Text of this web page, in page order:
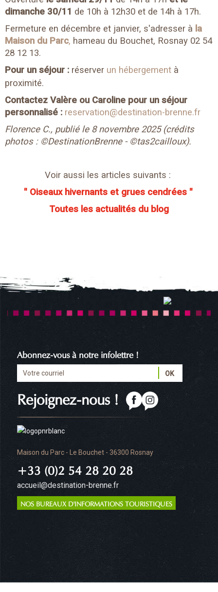
dimanche 30/11 de 10h à 12h30 et de 14h à 17h.
Fermeture en décembre et janvier, s'adresser à la
Maison du Parc, hameau du Bouchet, Rosnay 02 54
28 12 13.
Pour un séjour : réserver un hébergement à
proximité.
Contactez Valère ou Caroline pour un séjour
personnalisé : reservation@destination-brenne.fr
Florence C., publié le 8 novembre 2025 (crédits
photos : ©DestinationBrenne - ©tas2cailloux).
Voir aussi les articles suivants :
" Oiseaux hivernants et grues cendrées "
Toutes les actualités du blog
Maison du Parc - Le Bouchet - 36300 Rosnay
+33 (0)2 54 28 20 28
accueil@destination-brenne.fr
NOS BUREAUX D'INFORMATIONS TOURISTIQUES
Rejoignez-nous !
Abonnez-vous à notre infolettre !